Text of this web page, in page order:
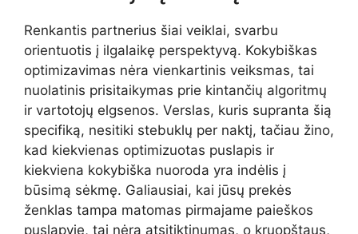
Renkantis partnerius šiai veiklai, svarbu
orientuotis į ilgalaikę perspektyvą. Kokybiškas
optimizavimas nėra vienkartinis veiksmas, tai
nuolatinis prisitaikymas prie kintančių algoritmų
ir vartotojų elgsenos. Verslas, kuris supranta šią
specifiką, nesitiki stebuklų per naktį, tačiau žino,
kad kiekvienas optimizuotas puslapis ir
kiekviena kokybiška nuoroda yra indėlis į
būsimą sėkmę. Galiausiai, kai jūsų prekės
ženklas tampa matomas pirmajame paieškos
puslapyje, tai nėra atsitiktinumas, o kruopštaus,